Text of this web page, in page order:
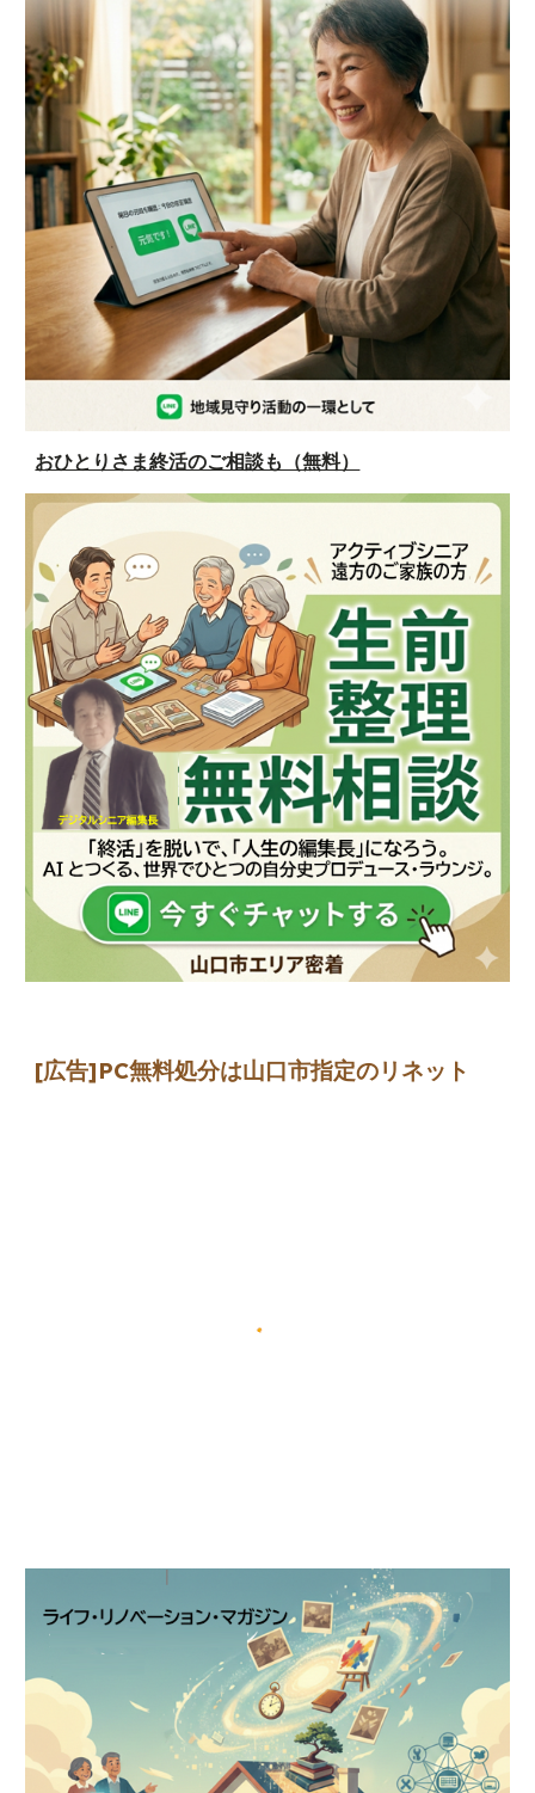
おひとりさま終活のご相談も（無料）
[広告]PC無料処分は山口市指定のリネット